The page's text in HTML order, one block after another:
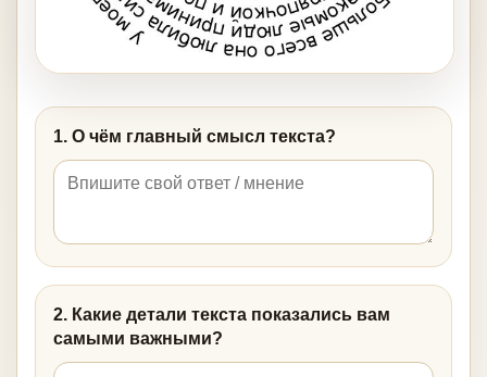
1. О чём главный смысл текста?
2. Какие детали текста показались вам
самыми важными?